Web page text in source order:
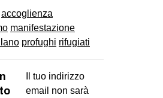
accoglienza
manifestazione
profughi rifugiati
Il tuo indirizzo
email non sarà